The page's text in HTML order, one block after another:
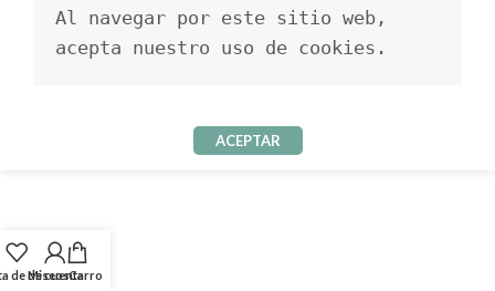
de deseos
Mi cuentaCarro
Al navegar por este sitio web,
acepta nuestro uso de cookies.
ACEPTAR